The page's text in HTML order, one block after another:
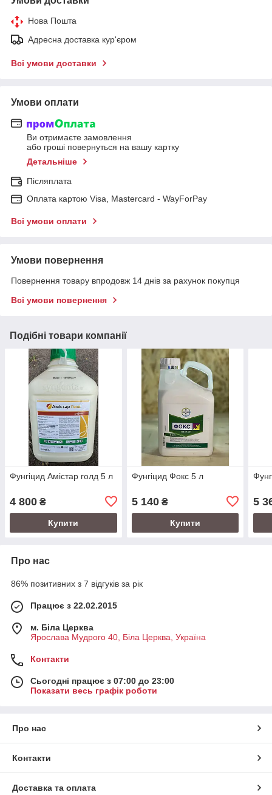
Нова Пошта
Адресна доставка кур'єром
Всі умови доставки
Умови оплати
Ви отримаєте замовлення
або гроші повернуться на вашу картку
Детальніше
Післяплата
Оплата картою Visa, Mastercard - WayForPay
Всі умови оплати
Умови повернення
Повернення товару впродовж 14 днів за рахунок покупця
Всі умови повернення
Подібні товари компанії
Фунгіцид Амістар голд 5 л
4 800 ₴
Купити
Фунгіцид Фокс 5 л
5 140₴
Купити
5
Про нас
86% позитивних з 7 відгуків за рік
Працює з 22.02.2015
м. Біла Церква
Ярослава Мудрого 40, Біла Церква, Україна
Контакти
Сьогодні працює з 07:00 до 23:00
Показати весь графік роботи
Про нас
Контакти
Доставка та оплата